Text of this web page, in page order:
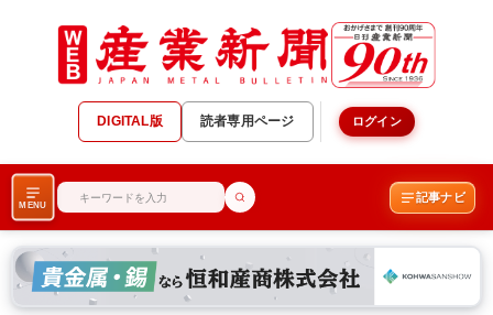
DIGITAL版 読者専用ページ ログイン
MENU
記事ナビ